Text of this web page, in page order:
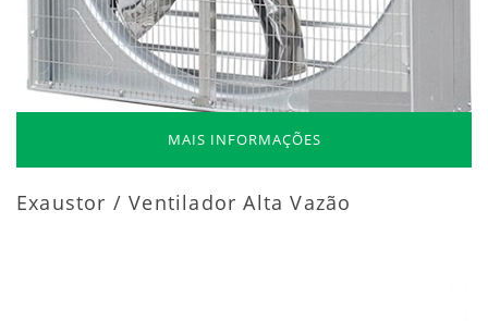
MAIS INFORMAÇÕES
Exaustor / Ventilador Alta Vazão